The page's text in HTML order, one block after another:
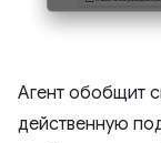
Агент обобщит
действенную